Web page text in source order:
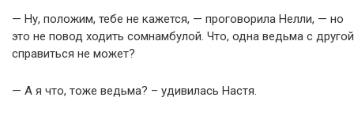
— Ну, положим, тебе не кажется, — проговорила Нелли, — но
это не повод ходить сомнамбулой. Что, одна ведьма с другой
справиться не может?
— А я что, тоже ведьма? – удивилась Настя.